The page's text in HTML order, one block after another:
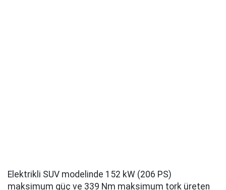
Elektrikli SUV modelinde 152 kW (206 PS)
maksimum güç ve 339 Nm maksimum tork üreten